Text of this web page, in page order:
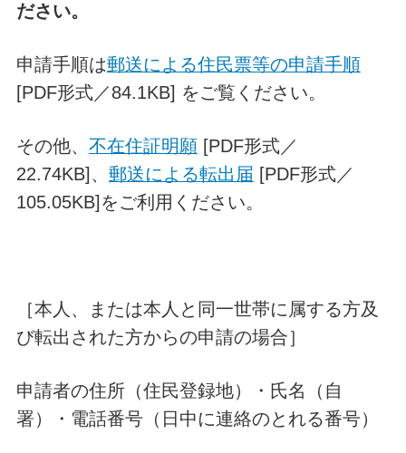
ださい。
申請手順は郵送による住民票等の申請手順
[PDF形式／84.1KB] をご覧ください。
その他、 不在住証明願[PDF形式／
22.74KB]、 郵送による転出届 [PDF形式／
105.05KB]をご利用ください。
［本人、または本人と同一世帯に属する方及
び転出された方からの申請の場合］
申請者の住所（住民登録地）・氏名（自
署）・電話番号（日中に連絡のとれる番号）